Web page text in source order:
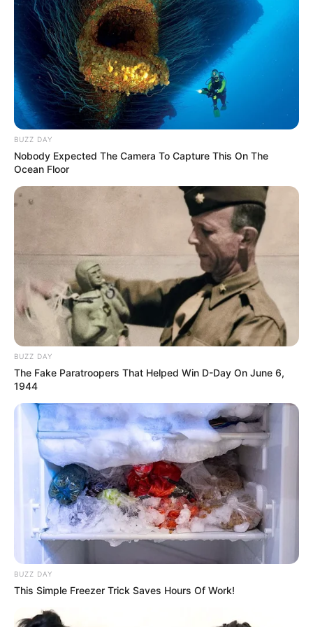
Prezidentin fərmanı hansı dəyişikliklərə səbəb
olacaq? -
AÇIQLAMA
SON DƏQİQƏ!Yüksək vəzifəyə təyinat var
SON DƏQİQƏ! SOCAR-da işləyənlərə mühüm
xəbər:kütləvi ixtisarlarla bağlı...
Xəbər xoşunuza gəldi? Sosial şəbəkələrdə paylaşın
BUZZ DAY
Nobody Expected The Camera To Capture This On The
Ocean Floor
BUZZ DAY
The Fake Paratroopers That Helped Win D-Day On June 6,
1944
BUZZ DAY
This Simple Freezer Trick Saves Hours Of Work!